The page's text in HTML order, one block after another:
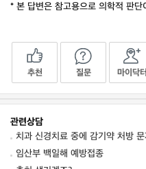
* 본 답변은 참고용으로 의학적 판
추천 질문 마이닥터
관련상담
치과 신경치료 중에 감기약 처방
임산부 백일해 예방접종